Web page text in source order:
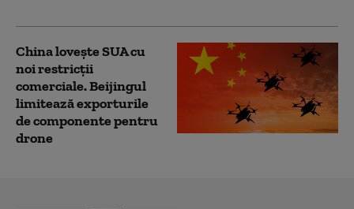
China lovește SUA cu
noi restricții
comerciale. Beijingul
limitează exporturile
de componente pentru
drone